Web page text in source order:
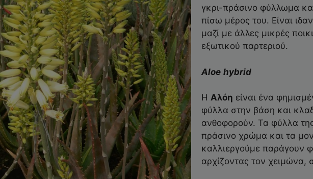
γκρι-πράσινο φύλλωμα
πίσω μέρος του. Είναι
μαζί με άλλες μικρές
εξωτικού παρτεριού.
Aloe hybrid
Η Αλόη είναι ένα
φύλλα στην βάση και
ανθοφορούν. Τα φύλλα
πράσινο χρώμα και τα
καλλιεργούμε παράγουν
αρχίζοντας τον χειμώνα,